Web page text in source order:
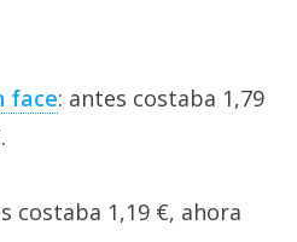
face: antes costaba 1,79
costaba 1,19 €, ahora